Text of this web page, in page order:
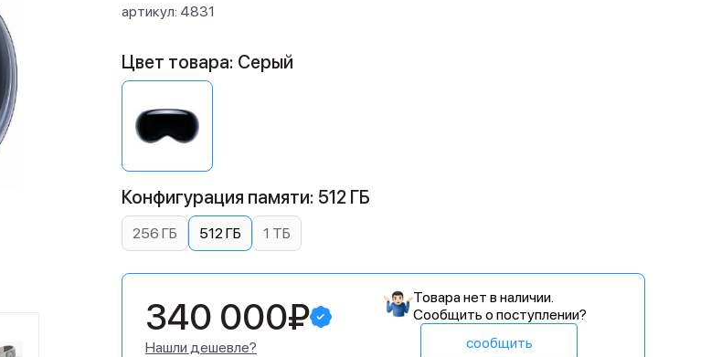
артикул: 4831
Цвет товара: Серый
Конфигурация памяти: 512 ГБ
256 ГБ 512 ГБ 1 ТБ
340 000₽
Нашли дешевле?
Товара нет в наличии.
Сообщить о поступлении?
сообщить